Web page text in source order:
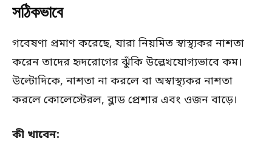
সঠিকভাবে
গবেষণা প্রমাণ করেছে, যারা নিয়মিত স্বাস্থ্যকর নাশতা
করেন তাদের হৃদরোগের ঝুঁকি উল্লেখযোগ্যভাবে কম।
উল্টোদিকে, নাশতা না করলে বা অস্বাস্থ্যকর নাশতা
করলে কোলেস্টেরল, ব্লাড প্রেশার এবং ওজন বাড়ে।
কী খাবেন: